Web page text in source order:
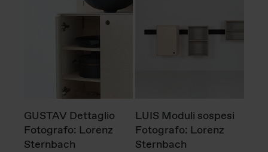
GUSTAV Dettaglio
Fotografo: Lorenz
Sternbach
LUIS Moduli sospesi
Fotografo: Lorenz
Sternbach